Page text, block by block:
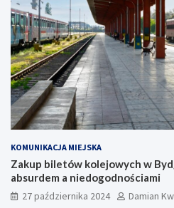
KOMUNIKACJA MIEJSKA
Zakup biletów kolejowych w
absurdem a niedogodnościami
27 października 2024
Damian